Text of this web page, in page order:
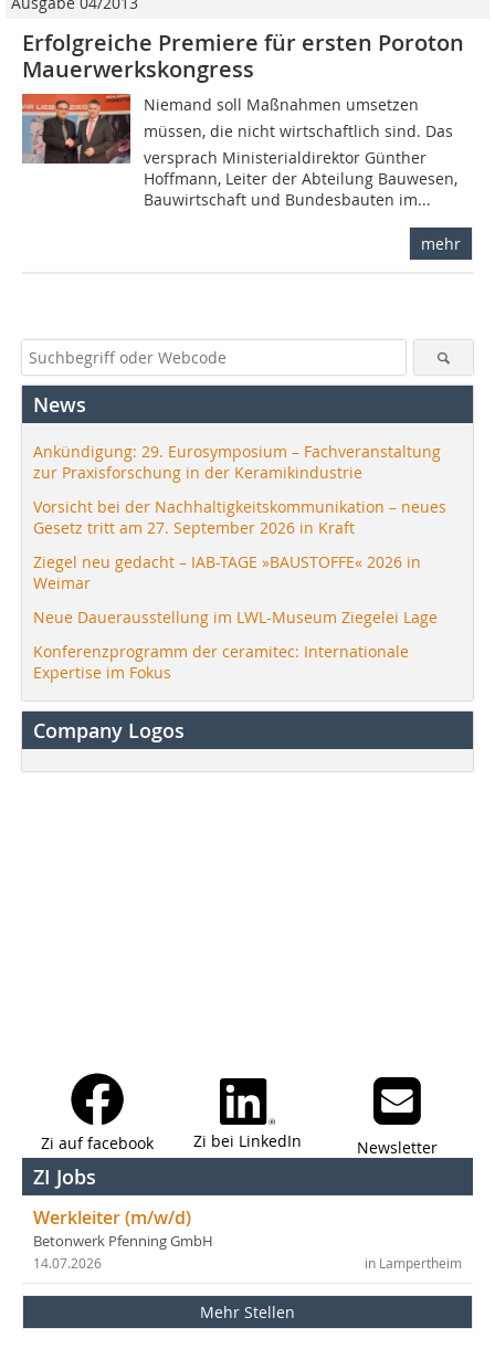
Erfolgreiche Premiere für ersten Poroton
Mauerwerkskongress
Niemand soll Maßnahmen umsetzen
müssen, die nicht wirtschaftlich sind. Das
versprach Ministerialdirektor Günther
Hoffmann, Leiter der Abteilung Bauwesen,
Bauwirtschaft und Bundesbauten im...
mehr
News
Ankündigung: 29. Eurosymposium – Fachveranstaltung
zur Praxisforschung in der Keramikindustrie
Vorsicht bei der Nachhaltigkeitskommunikation – neues
Gesetz tritt am 27. September 2026 in Kraft
Ziegel neu gedacht – IAB-TAGE »BAUSTOFFE« 2026 in
Weimar
Neue Dauerausstellung im LWL-Museum Ziegelei Lage
Konferenzprogramm der ceramitec: Internationale
Expertise im Fokus
Company Logos
Zi auf facebook Zi bei LinkedIn Newsletter
ZI Jobs
Werkleiter (m/w/d)
Betonwerk Pfenning GmbH
in Lampertheim
14.07.2026
Mehr Stellen